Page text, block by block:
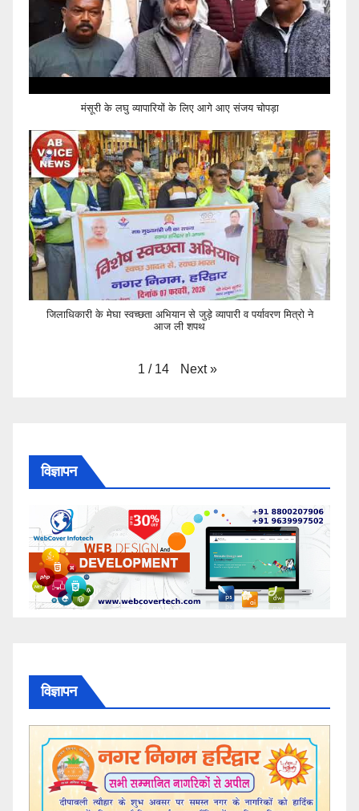
मंसूरी के लघु व्यापारियों के लिए आगे आए संजय चोपड़ा
जिलाधिकारी के मेघा स्वच्छता अभियान से जुड़े व्यापारी व पर्यावरण मित्रो ने
आज ली शपथ
1 / 14 Next »
विज्ञापन
विज्ञापन